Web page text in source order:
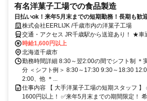
有名洋菓子工場での食品製造
日払いok！来年5月末までの短期勤務！長期も歓
株式会社EERLIJK /千歳市内の洋菓子工場
交通・アクセス JR千歳駅から送迎あり！ ★車
時給1,600円以上
北海道千歳市
勤務時間詳細 8:30～翌2:00の間でシフト制 ＊
分 ＜シフト例＞ 8:30～17:30 9:30～18:30
2:00、他 ＊...
仕事内容 【 大手洋菓子工場の短期スタッフ 】
1600円以上！ ✅来年5月末までの期間限定！